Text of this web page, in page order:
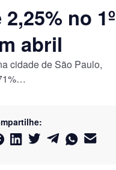
no 1º
abril
cidade de São Paulo,